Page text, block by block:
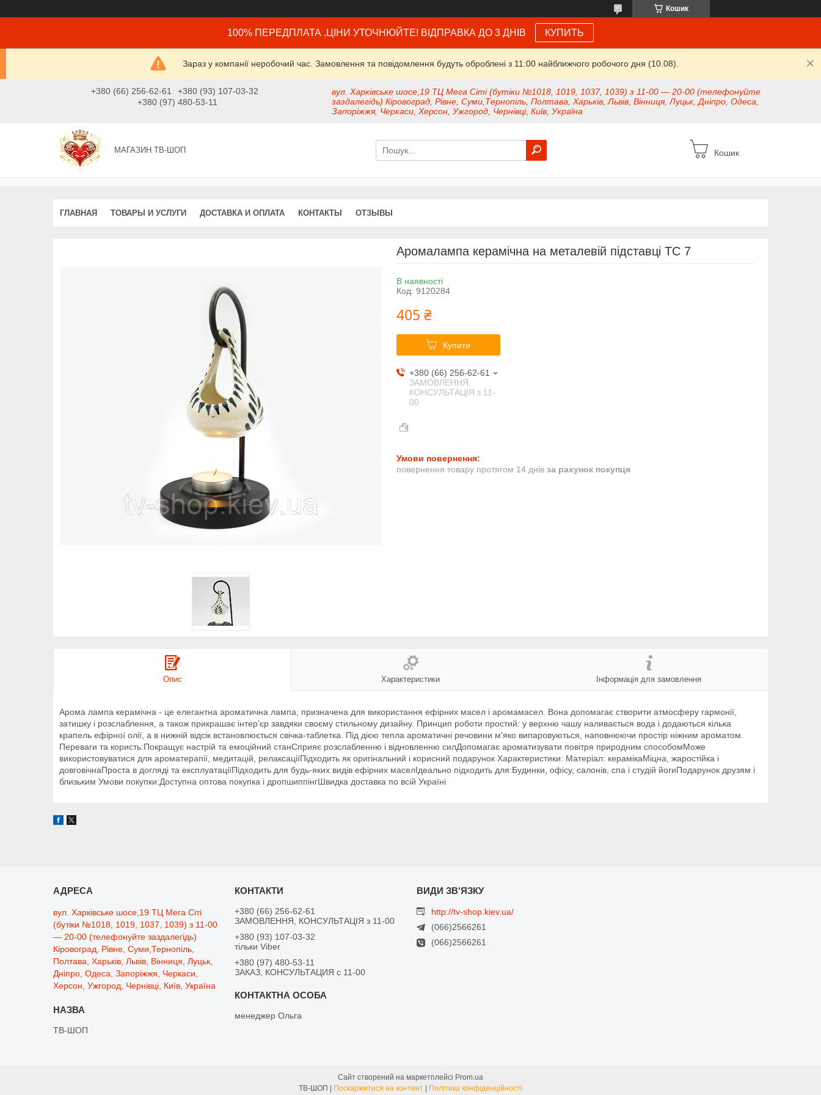
Кошик
100% ПЕРЕДПЛАТА .ЦІНИ УТОЧНЮЙТЕ! ВІДПРАВКА ДО 3 ДНІВ КУПИТЬ
Зараз у компанії неробочий час. Замовлення та повідомлення будуть оброблені з 11:00 найближчого робочого дня (10.08).
+380 (66) 256-62-61
+380 (93) 107-03-32
+380 (97) 480-53-11
вул. Харківське шосе,19 ТЦ Мега Сіті (бутіки №1018, 1019, 1037, 1039) з 11-00 — 20-00 (телефонуйте
заздалегідь) Кіровоград, Рівне, Суми,Тернопіль, Полтава, Харьків, Львів, Вінниця, Луцьк, Дніпро, Одеса,
Запоріжжя, Черкаси, Херсон, Ужгород, Чернівці, Київ, Україна
МАГАЗИН ТВ-ШОП Кошик
ГЛАВНАЯ ТОВАРЫ И УСЛУГИ ДОСТАВКА И ОПЛАТА КОНТАКТЫ ОТЗЫВЫ
Аромалампа керамічна на металевій підставці TC 7
В наявності
Код: 9120284
405 ₴
Купити
+380 (66) 256-62-61
ЗАМОВЛЕННЯ,
КОНСУЛЬТАЦІЯ з 11-
00
повернення товару протягом 14 днів за рахунок покупця
Опис Характеристики Інформація для замовлення
Арома лампа керамічна - це елегантна ароматична лампа, призначена для використання ефірних масел і аромамасел. Вона допомагає створити атмосферу гармонії,
затишку і розслаблення, а також прикрашає інтер'єр завдяки своєму стильному дизайну. Принцип роботи простий: у верхню чашу наливається вода і додаються кілька
крапель ефірної олії, а в нижній відсік встановлюється свічка-таблетка. Під дією тепла ароматичні речовини м'яко випаровуються, наповнюючи простір ніжним ароматом.
Переваги та користь:Покращує настрій та емоційний станСприяє розслабленню і відновленню силДопомагає ароматизувати повітря природним способомМоже
використовуватися для ароматерапії, медитацій, релаксаціїПідходить як оригінальний і корисний подарунок Характеристики: Матеріал: керамікаМіцна, жаростійка і
довговічнаПроста в догляді та експлуатаціїПідходить для будь-яких видів ефірних маселІдеально підходить для:Будинки, офісу, салонів, спа і студій йогиПодарунок друзям і
близьким Умови покупки:Доступна оптова покупка і дропшиппінгШвидка доставка по всій Україні
вул. Харківське шосе,19 ТЦ Мега Сіті
(бутіки №1018, 1019, 1037, 1039) з 11-00
— 20-00 (телефонуйте заздалегідь)
Кіровоград, Рівне, Суми,Тернопіль,
Полтава, Харьків, Львів, Вінниця, Луцьк,
Дніпро, Одеса, Запоріжжя, Черкаси,
Херсон, Ужгород, Чернівці, Київ, Україна
ТВ-ШОП
+380 (66) 256-62-61
ЗАМОВЛЕННЯ, КОНСУЛЬТАЦІЯ з 11-00
+380 (93) 107-03-32
тільки Viber
+380 (97) 480-53-11
ЗАКАЗ, КОНСУЛЬТАЦИЯ с 11-00
менеджер Ольга
http://tv-shop.kiev.ua/
(066)2566261
(066)2566261
Сайт створений на маркетплейсі Prom.ua
Поскаржитися на контент Політика конфіденційності